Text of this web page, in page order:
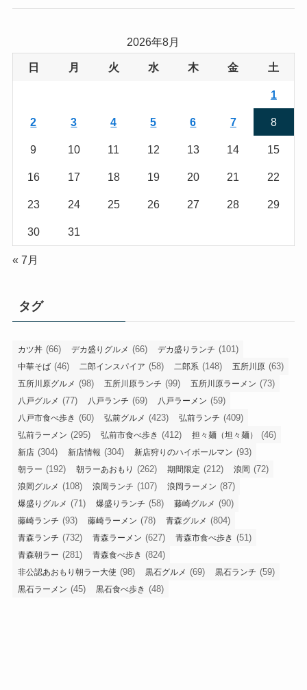
2026年8月
日 月 火 水 木 金 土
1
2 3 4 5 6 7 8
9 10 11 12 13 14 15
16 17 18 19 20 21 22
23 24 25 26 27 28 29
30 31
« 7月
タグ
カツ丼 (66) デカ盛りグルメ (66) デカ盛りランチ (101)
中華そば (46) 二郎インスパイア (58) 二郎系 (148) 五所川原 (63)
五所川原グルメ (98) 五所川原ランチ (99) 五所川原ラーメン (73)
八戸グルメ (77) 八戸ランチ (69) 八戸ラーメン (59)
八戸市食べ歩き (60) 弘前グルメ (423) 弘前ランチ (409)
弘前ラーメン (295) 弘前市食べ歩き (412) 担々麺（坦々麺） (46)
新店 (304) 新店情報 (304) 新店狩りのハイボールマン (93)
朝ラー (192) 朝ラーあおもり (262) 期間限定 (212) 浪岡 (72)
浪岡グルメ (108) 浪岡ランチ (107) 浪岡ラーメン (87)
爆盛りグルメ (71) 爆盛りランチ (58) 藤崎グルメ (90)
藤崎ランチ (93) 藤崎ラーメン (78) 青森グルメ (804)
青森ランチ (732) 青森ラーメン (627) 青森市食べ歩き (51)
青森朝ラー (281) 青森食べ歩き (824)
非公認あおもり朝ラー大使 (98) 黒石グルメ (69) 黒石ランチ (59)
黒石ラーメン (45) 黒石食べ歩き (48)